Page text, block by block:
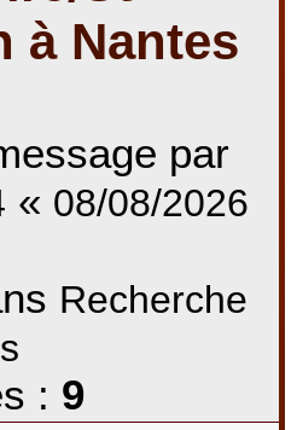
à Nantes
par
« 08/08/2026
Recherche
: 9